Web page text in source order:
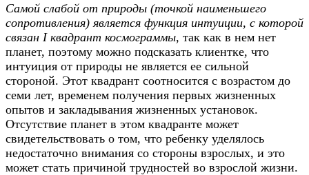
Самой слабой от природы (точкой наименьшего
сопротивления) является функция интуиции, с которой
связан I квадрант космограммы, так как в нем нет
планет, поэтому можно подсказать клиентке, что
интуиция от природы не является ее сильной
стороной. Этот квадрант соотносится с возрастом до
семи лет, временем получения первых жизненных
опытов и закладывания жизненных установок.
Отсутствие планет в этом квадранте может
свидетельствовать о том, что ребенку уделялось
недостаточно внимания со стороны взрослых, и это
может стать причиной трудностей во взрослой жизни.